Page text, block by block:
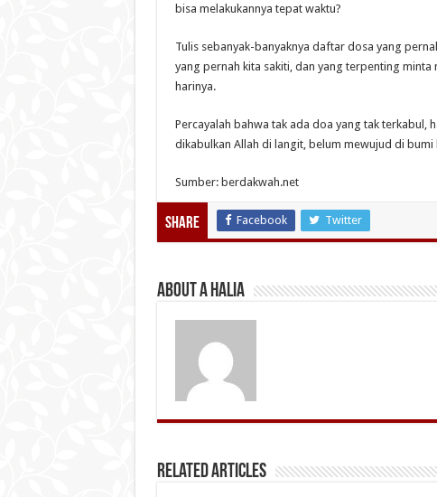
bisa melakukannya tepat waktu?
Tulis sebanyak-banyaknya daftar dosa yang
yang pernah kita sakiti, dan yang terpenting
harinya.
Percayalah bahwa tak ada doa yang tak terkabul,
dikabulkan Allah di langit, belum mewujud di
Sumber: berdakwah.net
Share Facebook Twitter
About A Halia
Related Articles